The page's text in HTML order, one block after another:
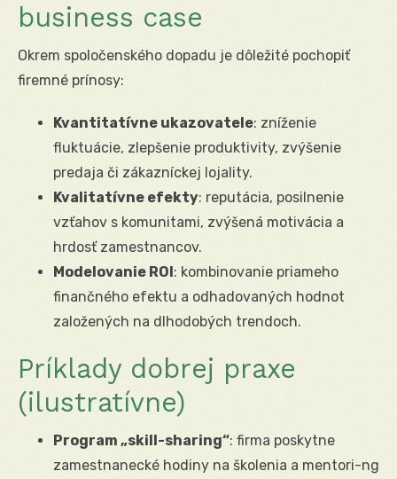
business case
Okrem spoločenského dopadu je dôležité pochopiť
firemné prínosy:
Kvantitatívne ukazovatele: zníženie
fluktuácie, zlepšenie produktivity, zvýšenie
predaja či zákazníckej lojality.
Kvalitatívne efekty: reputácia, posilnenie
vzťahov s komunitami, zvýšená motivácia a
hrdosť zamestnancov.
Modelovanie ROI: kombinovanie priameho
finančného efektu a odhadovaných hodnot
založených na dlhodobých trendoch.
Príklady dobrej praxe
(ilustratívne)
Program „skill-sharing“: firma poskytne
zamestnanecké hodiny na školenia a mentori-ng